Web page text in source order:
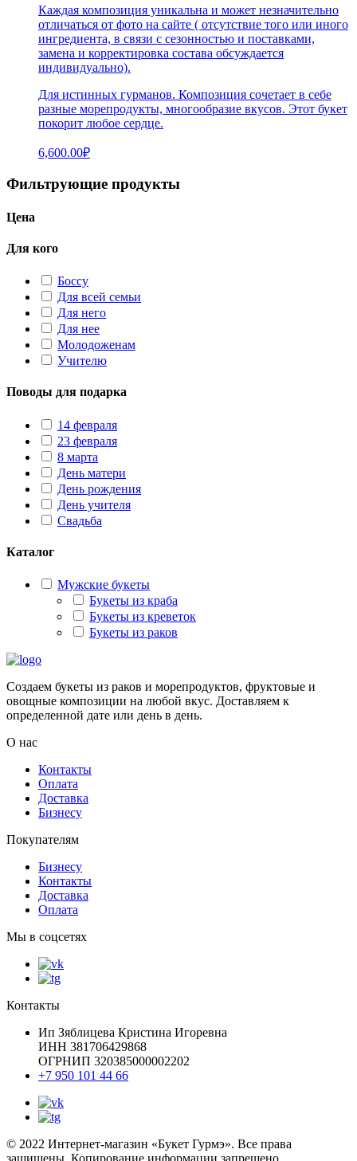
Каждая композиция уникальна и может незначительно
отличаться от фото на сайте ( отсутствие того или иного
ингредиента, в связи с сезонностью и поставками,
замена и корректировка состава обсуждается
индивидуально).
Для истинных гурманов. Композиция сочетает в себе
разные морепродукты, многообразие вкусов. Этот букет
покорит любое сердце.
6,600.00₽
Фильтрующие продукты
Цена
Для кого
Боссу
Для всей семьи
Для него
Для нее
Молодоженам
Учителю
Поводы для подарка
14 февраля
23 февраля
8 марта
День матери
День рождения
День учителя
Свадьба
Каталог
Мужские букеты
Букеты из краба
Букеты из креветок
Букеты из раков
Создаем букеты из раков и морепродуктов, фруктовые и
овощные композиции на любой вкус. Доставляем к
определенной дате или день в день.
О нас
Контакты
Оплата
Доставка
Бизнесу
Покупателям
Бизнесу
Контакты
Доставка
Оплата
Мы в соцсетях
Контакты
Ип Зяблицева Кристина Игоревна
ИНН 381706429868
ОГРНИП 320385000002202
+7 950 101 44 66
© 2022 Интернет-магазин «Букет Гурмэ». Все права